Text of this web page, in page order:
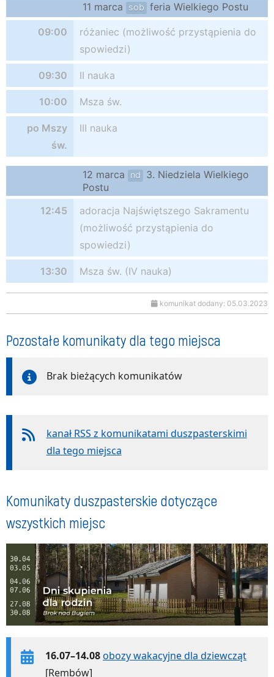
11 marca sob feria Wielkiego Postu
09:00
różaniec (możliwość przystąpienia do
spowiedzi)
09:30 II nauka
10:00 Msza św.
po Mszy
św.
III nauka
12 marca nd
3. Niedziela Wielkiego
Postu
12:45
adoracja Najświętszego Sakramentu
(możliwość przystąpienia do
spowiedzi)
13:30 Msza św. (IV nauka)
komunikat dodany: 05.03.2023
Pozostałe komunikaty dla tego miejsca
Brak bieżących komunikatów
kanał RSS z komunikatami duszpasterskimi
dla tego miejsca
Komunikaty duszpasterskie dotyczące
wszystkich miejsc
16.07–14.08obozy wakacyjne dla dziewcząt
[Rembów]